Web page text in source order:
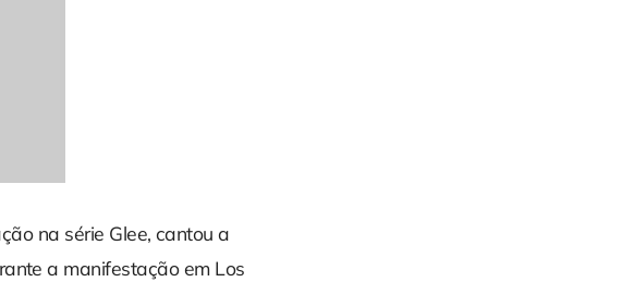
na série Glee, cantou a
a manifestação em Los